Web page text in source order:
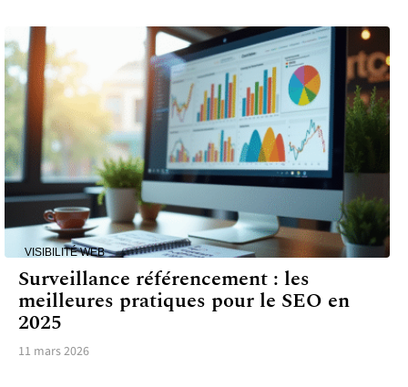
VISIBILITÉ WEB
Surveillance référencement : les
meilleures pratiques pour le SEO en
2025
11 mars 2026